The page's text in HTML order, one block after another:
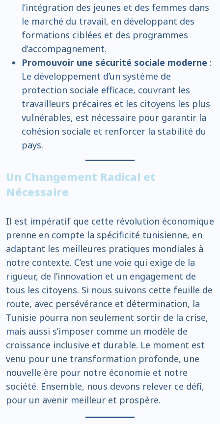
l’intégration des jeunes et des femmes dans
le marché du travail, en développant des
formations ciblées et des programmes
d’accompagnement.
Promouvoir une sécurité sociale moderne :
Le développement d’un système de
protection sociale efficace, couvrant les
travailleurs précaires et les citoyens les plus
vulnérables, est nécessaire pour garantir la
cohésion sociale et renforcer la stabilité du
pays.
Un Changement Radical et
Nécessaire
Il est impératif que cette révolution économique
prenne en compte la spécificité tunisienne, en
adaptant les meilleures pratiques mondiales à
notre contexte. C’est une voie qui exige de la
rigueur, de l’innovation et un engagement de
tous les citoyens. Si nous suivons cette feuille de
route, avec persévérance et détermination, la
Tunisie pourra non seulement sortir de la crise,
mais aussi s’imposer comme un modèle de
croissance inclusive et durable. Le moment est
venu pour une transformation profonde, une
nouvelle ère pour notre économie et notre
société. Ensemble, nous devons relever ce défi,
pour un avenir meilleur et prospère.